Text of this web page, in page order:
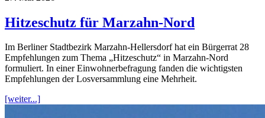
Hitzeschutz für Marzahn-Nord
Im Berliner Stadtbezirk Marzahn-Hellersdorf hat ein Bürgerrat 28
Empfehlungen zum Thema „Hitzeschutz“ in Marzahn-Nord
formuliert. In einer Einwohnerbefragung fanden die wichtigsten
Empfehlungen der Losversammlung eine Mehrheit.
[weiter...]